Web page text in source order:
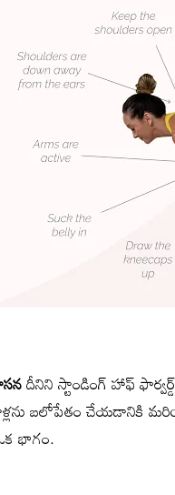
దీనిని స్టాండింగ్ హాఫ్
బలోపేతం చేయడానికి
భాగం.